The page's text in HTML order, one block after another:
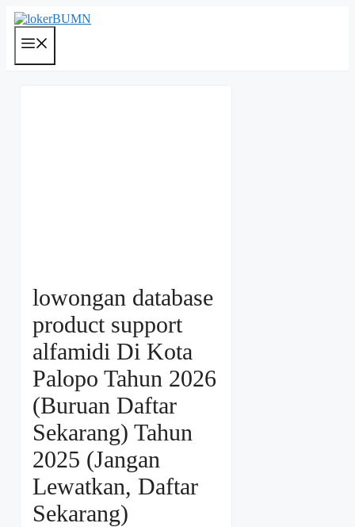
Langsung
ke
lowongan database
product support
alfamidi Di Kota
Palopo Tahun 2026
(Buruan Daftar
Sekarang) Tahun
2025 (Jangan
Lewatkan, Daftar
Sekarang)